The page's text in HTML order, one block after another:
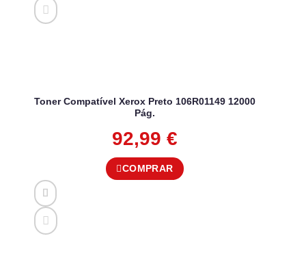
Toner Compatível Xerox Preto 106R01149 12000
Pág.
92,99 €
COMPRAR